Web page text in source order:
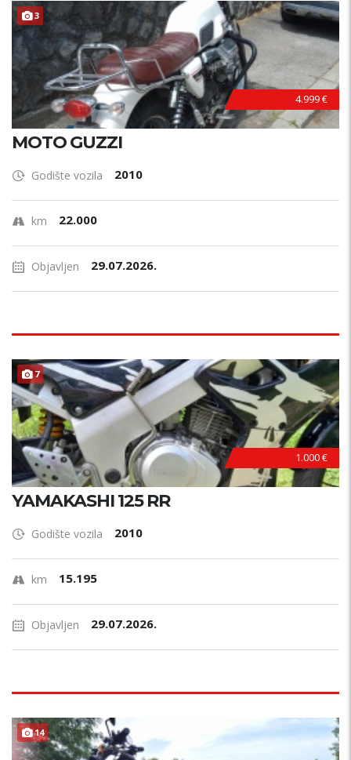
3
4.999 €
MOTO GUZZI
Godište vozila 2010
km 22.000
Objavljen 29.07.2026.
7
1.000 €
YAMAKASHI 125 RR
Godište vozila 2010
km 15.195
Objavljen 29.07.2026.
14